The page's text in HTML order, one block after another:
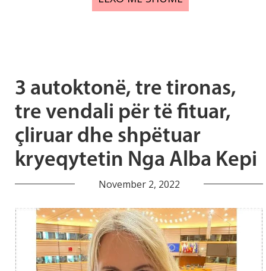
3 autoktonë, tre tironas,
tre vendali për të fituar,
çliruar dhe shpëtuar
kryeqytetin Nga Alba Kepi
November 2, 2022